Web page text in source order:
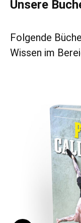
Unsere
Folgende
Wissen im